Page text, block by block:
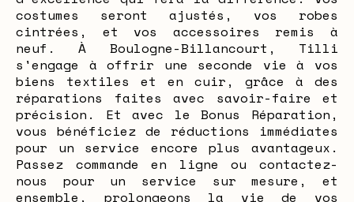
costumes seront ajustés, vos robes
cintrées, et vos accessoires remis à
neuf. À Boulogne-Billancourt, Tilli
s'engage à offrir une seconde vie à vos
biens textiles et en cuir, grâce à des
réparations faites avec savoir-faire et
précision. Et avec le Bonus Réparation,
vous bénéficiez de réductions immédiates
pour un service encore plus avantageux.
Passez commande en ligne ou contactez-
nous pour un service sur mesure, et
ensemble, prolongeons la vie de vos